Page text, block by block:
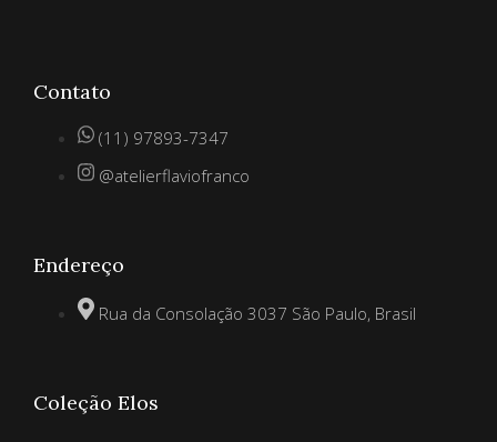
Contato
(11) 97893-7347
@atelierflaviofranco
Endereço
Rua da Consolação 3037 São Paulo, Brasil
Coleção Elos